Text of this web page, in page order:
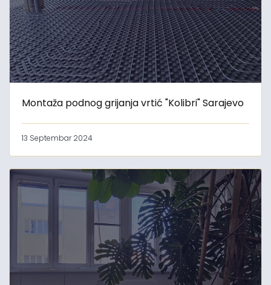
Montaža podnog grijanja vrtić "Kolibri" Sarajevo
13 Septembar 2024